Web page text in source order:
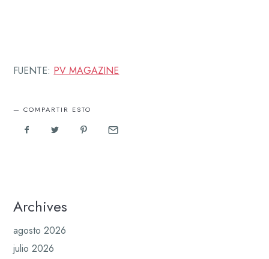
FUENTE: PV MAGAZINE
COMPARTIR ESTO
Archives
agosto 2026
julio 2026